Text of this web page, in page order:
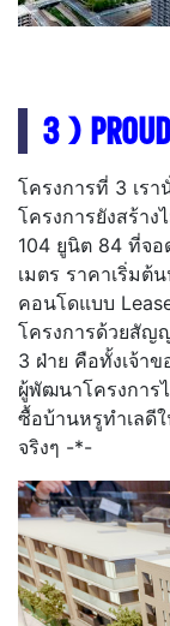
3 )
โครงการที่ 3 เรา
โครงการยังสร้า
104 ยูนิต 84 ที่จอ
เมตร ราคาเริ่ม
คอนโดแบบ
โครงการด้วยสัญ
3 ฝ่าย คือทั้งเจ้า
ผู้พัฒนาโครงการ
ซื้อบ้านหรูทำเลดี
จริงๆ -*-